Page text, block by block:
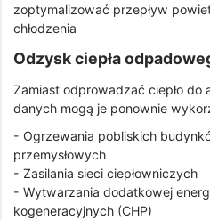
zoptymalizować przepływ
chłodzenia
Odzysk ciepła
Zamiast odprowadzać ciepło do
danych mogą je ponownie
- Ogrzewania pobliskich
przemysłowych
- Zasilania sieci ciepłowniczych
- Wytwarzania dodatkowej
kogeneracyjnych (CHP)